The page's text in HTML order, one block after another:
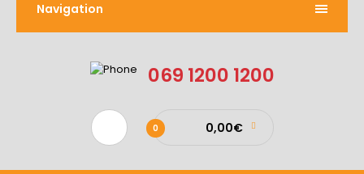
Navigation
069 1200 1200
0 0,00€